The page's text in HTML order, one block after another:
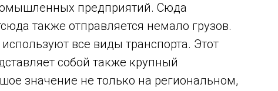
предприятий. Сюда
также отправляется немало грузов.
все виды транспорта. Этот
собой также крупный
значение не только на региональном,